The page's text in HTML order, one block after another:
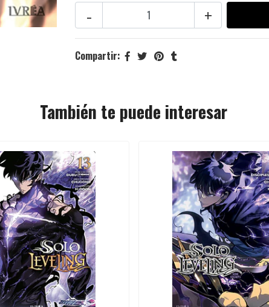
+
-
Compartir:
También te puede interesar